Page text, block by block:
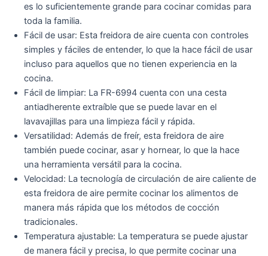
es lo suficientemente grande para cocinar comidas para
toda la familia.
Fácil de usar: Esta freidora de aire cuenta con controles
simples y fáciles de entender, lo que la hace fácil de usar
incluso para aquellos que no tienen experiencia en la
cocina.
Fácil de limpiar: La FR-6994 cuenta con una cesta
antiadherente extraíble que se puede lavar en el
lavavajillas para una limpieza fácil y rápida.
Versatilidad: Además de freír, esta freidora de aire
también puede cocinar, asar y hornear, lo que la hace
una herramienta versátil para la cocina.
Velocidad: La tecnología de circulación de aire caliente de
esta freidora de aire permite cocinar los alimentos de
manera más rápida que los métodos de cocción
tradicionales.
Temperatura ajustable: La temperatura se puede ajustar
de manera fácil y precisa, lo que permite cocinar una